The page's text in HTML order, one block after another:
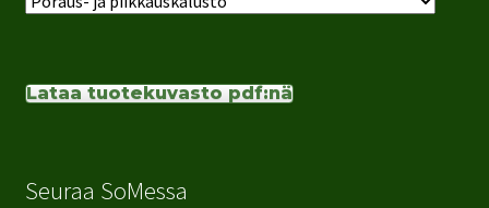
Lataa tuotekuvasto pdf:nä
Seuraa SoMessa